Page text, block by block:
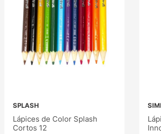
SPLASH
Lápices de Color Splash
Cortos 12